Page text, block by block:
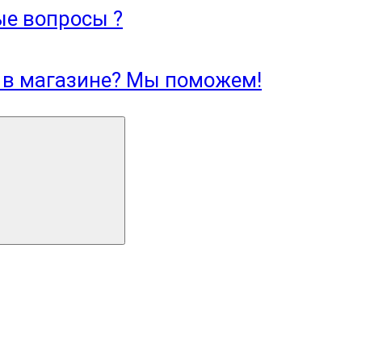
вопросы ?
магазине? Мы поможем!